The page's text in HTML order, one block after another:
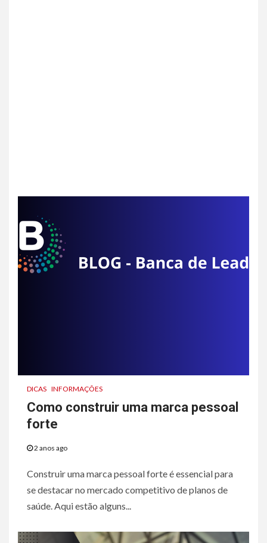
DICAS INFORMAÇÕES
Como construir uma marca pessoal
forte
2 anos ago
Construir uma marca pessoal forte é essencial para
se destacar no mercado competitivo de planos de
saúde. Aqui estão alguns...